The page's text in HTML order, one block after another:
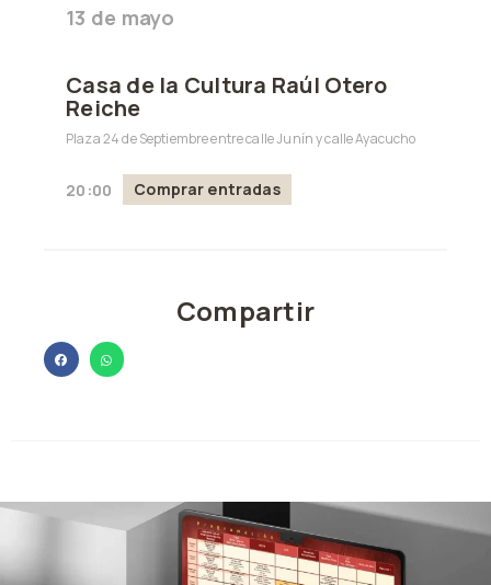
13 de mayo
Casa de la Cultura Raúl Otero
Reiche
Plaza 24 de Septiembre entre calle Junín y calle Ayacucho
20:00 Comprar entradas
Compartir